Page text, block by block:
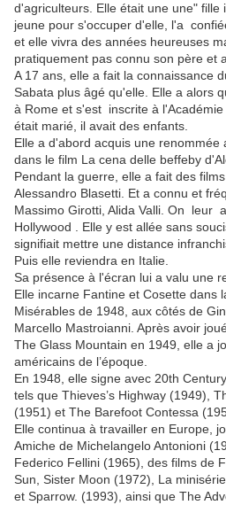
d'agriculteurs. Elle était une une" fille
jeune pour s'occuper d'elle, l'a
et elle vivra des années heureuses
pratiquement pas connu son père et
A 17 ans, elle a fait la connaissance
Sabata plus âgé qu'elle. Elle a alors
à Rome et s'est inscrite à
était marié, il avait des enfants.
Elle a d'abord acquis une renommée
dans le film La cena delle beffeby
Pendant la guerre, elle a fait des
Alessandro Blasetti. Et a connu et
Massimo Girotti, Alida Valli. On leur
Hollywood . Elle y est allée sans
signifiait mettre une distance
Puis elle reviendra en Italie.
Sa présence à l'écran lui a valu une
Elle incarne Fantine et Cosette dans
Misérables de 1948, aux côtés de
Marcello Mastroianni. Après avoir
The Glass Mountain en 1949, elle a
américains de l’époque.
En 1948, elle signe avec 20th
tels que Thieves’s Highway (1949),
(1951) et The Barefoot Contessa
Elle continua à travailler en Europe,
Amiche de Michelangelo Antonioni
Federico Fellini (1965), des films de
Sun, Sister Moon (1972), La
et Sparrow. (1993), ainsi que The